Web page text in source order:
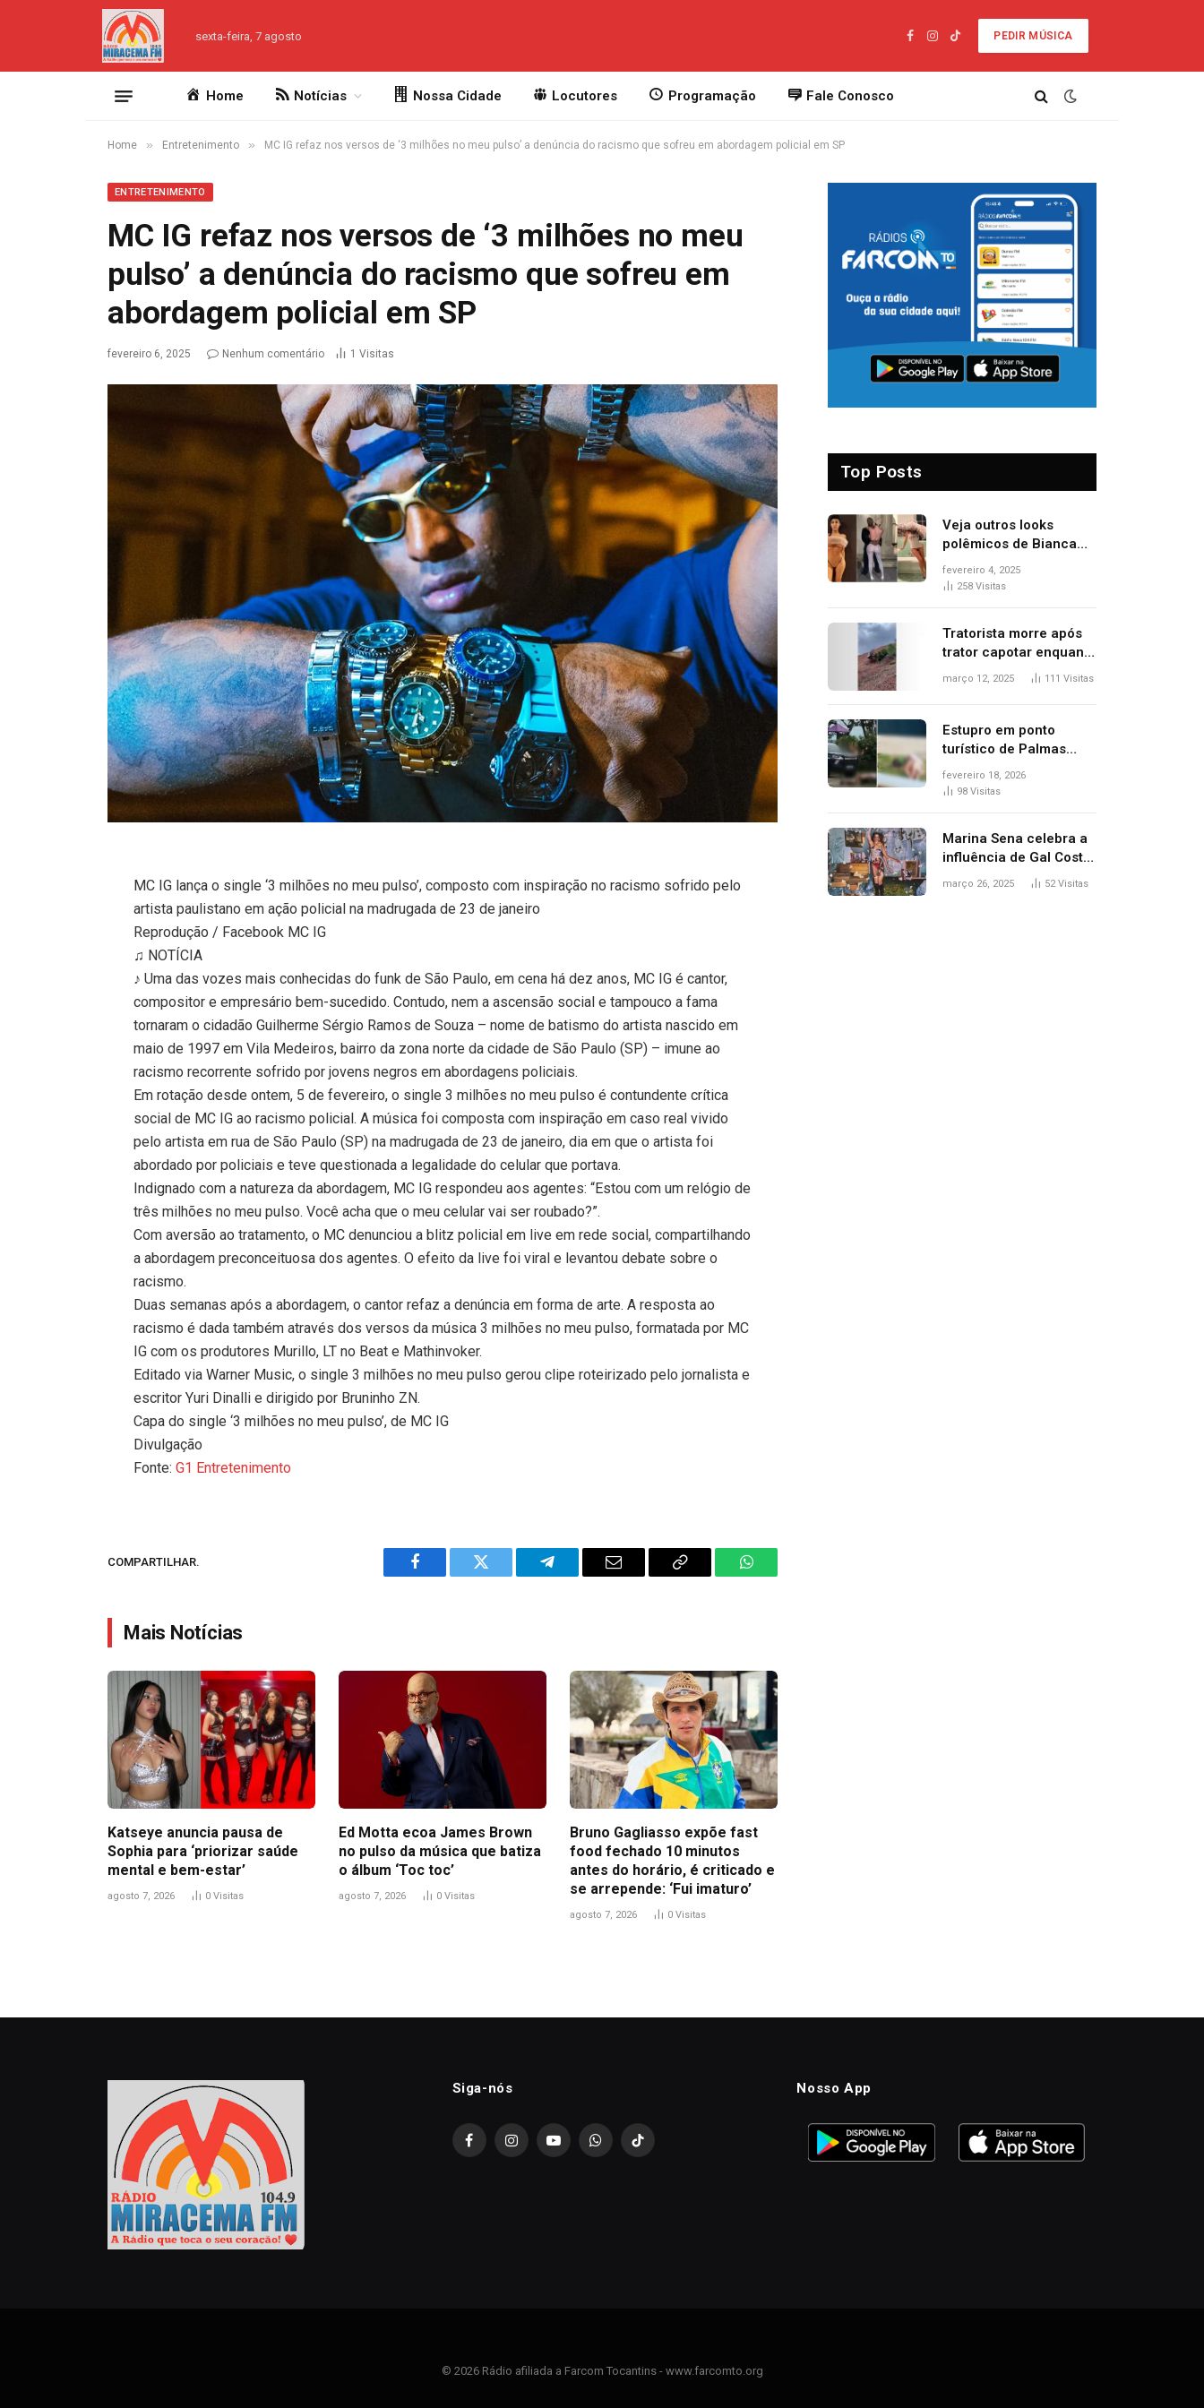
sexta-feira, 7 agosto
Facebook
Instagram
TikTok
PEDIR MÚSICA
Home Notícias Nossa Cidade Locutores Programação Fale Conosco
Home » Entretenimento » MC IG refaz nos versos de ‘3 milhões no meu pulso’ a denúncia do racismo que sofreu em abordagem policial em SP
ENTRETENIMENTO
MC IG refaz nos versos de ‘3 milhões no meu
pulso’ a denúncia do racismo que sofreu em
abordagem policial em SP
fevereiro 6, 2025 Nenhum comentário 1 Visitas
MC IG lança o single ‘3 milhões no meu pulso’, composto com inspiração no racismo sofrido pelo
artista paulistano em ação policial na madrugada de 23 de janeiro
Reprodução / Facebook MC IG
♫ NOTÍCIA
♪ Uma das vozes mais conhecidas do funk de São Paulo, em cena há dez anos, MC IG é cantor,
compositor e empresário bem-sucedido. Contudo, nem a ascensão social e tampouco a fama
tornaram o cidadão Guilherme Sérgio Ramos de Souza – nome de batismo do artista nascido em
maio de 1997 em Vila Medeiros, bairro da zona norte da cidade de São Paulo (SP) – imune ao
racismo recorrente sofrido por jovens negros em abordagens policiais.
Em rotação desde ontem, 5 de fevereiro, o single 3 milhões no meu pulso é contundente crítica
social de MC IG ao racismo policial. A música foi composta com inspiração em caso real vivido
pelo artista em rua de São Paulo (SP) na madrugada de 23 de janeiro, dia em que o artista foi
abordado por policiais e teve questionada a legalidade do celular que portava.
Indignado com a natureza da abordagem, MC IG respondeu aos agentes: “Estou com um relógio de
três milhões no meu pulso. Você acha que o meu celular vai ser roubado?”.
Com aversão ao tratamento, o MC denunciou a blitz policial em live em rede social, compartilhando
a abordagem preconceituosa dos agentes. O efeito da live foi viral e levantou debate sobre o
racismo.
Duas semanas após a abordagem, o cantor refaz a denúncia em forma de arte. A resposta ao
racismo é dada também através dos versos da música 3 milhões no meu pulso, formatada por MC
IG com os produtores Murillo, LT no Beat e Mathinvoker.
Editado via Warner Music, o single 3 milhões no meu pulso gerou clipe roteirizado pelo jornalista e
escritor Yuri Dinalli e dirigido por Bruninho ZN.
Capa do single ‘3 milhões no meu pulso’, de MC IG
Divulgação
Fonte:G1 Entretenimento
COMPARTILHAR.
Facebook Twitter Telegram Email
Copy
WhatsApp
Mais Notícias
Katseye anuncia pausa de
Sophia para ‘priorizar saúde
mental e bem-estar’
agosto 7, 2026 0 Visitas
Ed Motta ecoa James Brown
no pulso da música que batiza
o álbum ‘Toc toc’
agosto 7, 2026 0 Visitas
Bruno Gagliasso expõe fast
food fechado 10 minutos
antes do horário, é criticado e
se arrepende: ‘Fui imaturo’
agosto 7, 2026 0 Visitas
Top Posts
Veja outros looks
polêmicos de Bianca
Censori, esposa de
Kanye West que
fevereiro 4, 2025
258 Visitas
Tratorista morre após
trator capotar enquanto
removia vegetação em
março 12, 2025 111 Visitas
Estupro em ponto
turístico de Palmas
ocorreu em frente à
viatura e base de
fevereiro 18, 2026
98 Visitas
Marina Sena celebra a
influência de Gal Costa
na arte do álbum
março 26, 2025 52Visitas
Siga-nós
FacebookInstagramYouTubeWhatsAppTikTok
Nosso App
© 2026 Rádio afiliada a Farcom Tocantins - www.farcomto.org